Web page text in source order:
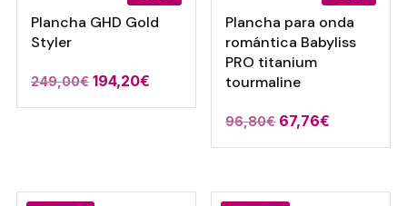
Plancha GHD Gold
Styler
249,00€ El
precio
194,20€El
precio
Plancha para onda
romántica Babyliss
PRO titanium
tourmaline
96,80€ El
precio
era:
67,76€
precio
es: